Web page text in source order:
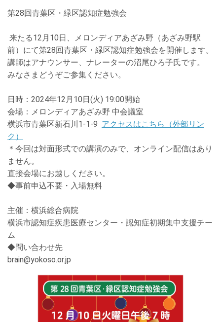
第28回青葉区・緑区認知症勉強会
来たる12 月 10日、メロンディアあざみ野（あざみ野駅
前）にて第28回青葉区・緑区認知症勉強会を開催します。
講師はアナウンサー、ナレーターの沼尾ひろ子氏です。
みなさまどうぞご参集ください。
日時： 2024年12 月 10日(火) 19:00開始
会場：メロンディアあざみ野 中会議室
横浜市青葉区新石川 1-1-9 アクセスはこちら（外部リン
ク）
＊今回は対面形式での講演のみで、オンライン配信はあり
ません。
直接会場にお越しください。
◆事前申込不要・入場無料
主催：横浜総合病院
横浜市認知症疾患医療センター・認知症初期集中支援チー
ム
◆問い合わせ先
brain@yokoso.or.jp